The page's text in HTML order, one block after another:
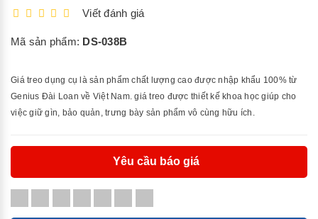
Viết đánh giá
Mã sản phẩm: DS-038B
Giá treo dụng cụ là sản phẩm chất lượng cao được nhập khẩu 100% từ
Genius Đài Loan về Việt Nam. giá treo được thiết kế khoa học giúp cho
việc giữ gìn, bảo quản, trưng bày sản phẩm vô cùng hữu ích.
Yêu cầu báo giá